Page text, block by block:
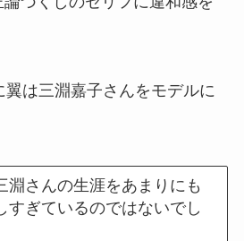
翼は三淵嘉子さんをモデルに
淵さんの生涯をあまりにも
すぎているのではないでし